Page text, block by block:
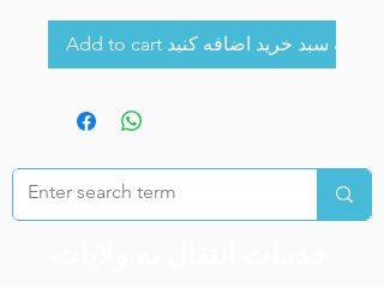
Add to cart به سبد خرید اضافه کنید